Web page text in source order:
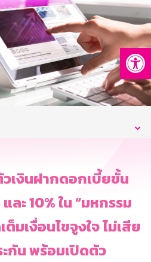
เงินฝากดอกเบี้ยขั้น
ละ 10% ใน “มหกรรม
มเงื่อนไขจูงใจ ไม่เสีย
กัน พร้อมเปิดตัว